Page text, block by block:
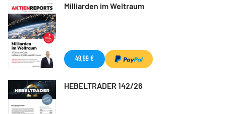
Milliarden im Weltraum
49,99 €
HEBELTRADER 142/26